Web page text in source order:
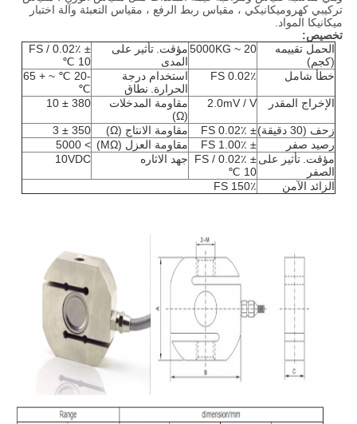
تركيبي كهروميكانيكي ، مقياس ربط الرفع ، مقياس التعبئة وآلة اختبار
ميكانيكا المواد.
تخصيص:
الحمل تقييمه
(كجم)
20 ~ 5000KG مؤقت. تأثير على
المدى
± 0.02٪ FS /
10 ℃
خطأ شامل
0.02٪ FS
استخدام درجة
الحرارة. نطاق
-20 ℃ ~ + 65
℃
الإخراج المقدر
2.0mV / V
مقاومة المدخلات
(Ω)
380 ± 10
زحف (30 دقيقة) ± 0.02٪ FS مقاومة الانتاج (Ω)
350 ± 3
رصيد صفر
± 1.00٪ FS مقاومة العزل (MΩ)
> 5000
مؤقت. تأثير على
الصفر
± 0.02٪ FS /
10 ℃
جهد الاثاره 10VDC
الزائد الآمن 150٪ FS